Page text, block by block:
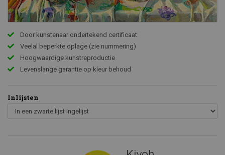
Door kunstenaar ondertekend certificaat
Veelal beperkte oplage (zie nummering)
Hoogwaardige kunstreproductie
Levenslange garantie op kleur behoud
Inlijsten